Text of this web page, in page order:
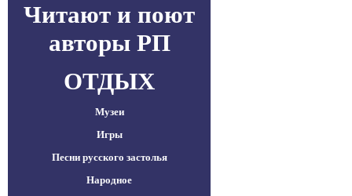
Читают и поют
авторы РП
ОТДЫХ
Музеи
Игры
Песни русского застолья
Народное